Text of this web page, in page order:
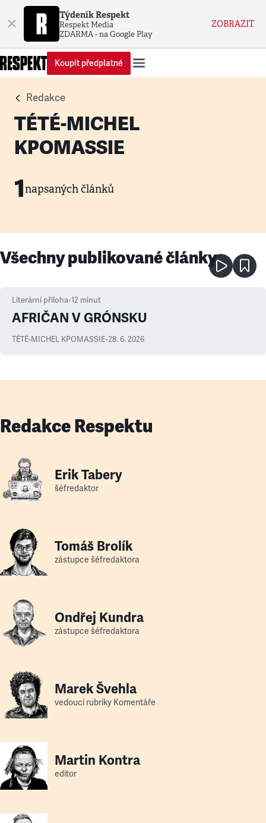
× Týdeník Respekt
Respekt Media
ZDARMA - na Google Play
ZOBRAZIT
Koupit předplatné
Redakce
TÉTÉ-MICHEL
KPOMASSIE
1napsaných článků
Všechny publikované články
Literární příloha•12 minut
AFRIČAN V GRÓNSKU
TÉTÉ-MICHEL KPOMASSIE•28. 6. 2026
Redakce Respektu
Erik Tabery
šéfredaktor
Tomáš Brolík
zástupce šéfredaktora
Ondřej Kundra
zástupce šéfredaktora
Marek Švehla
vedoucí rubriky Komentáře
Martin Kontra
editor